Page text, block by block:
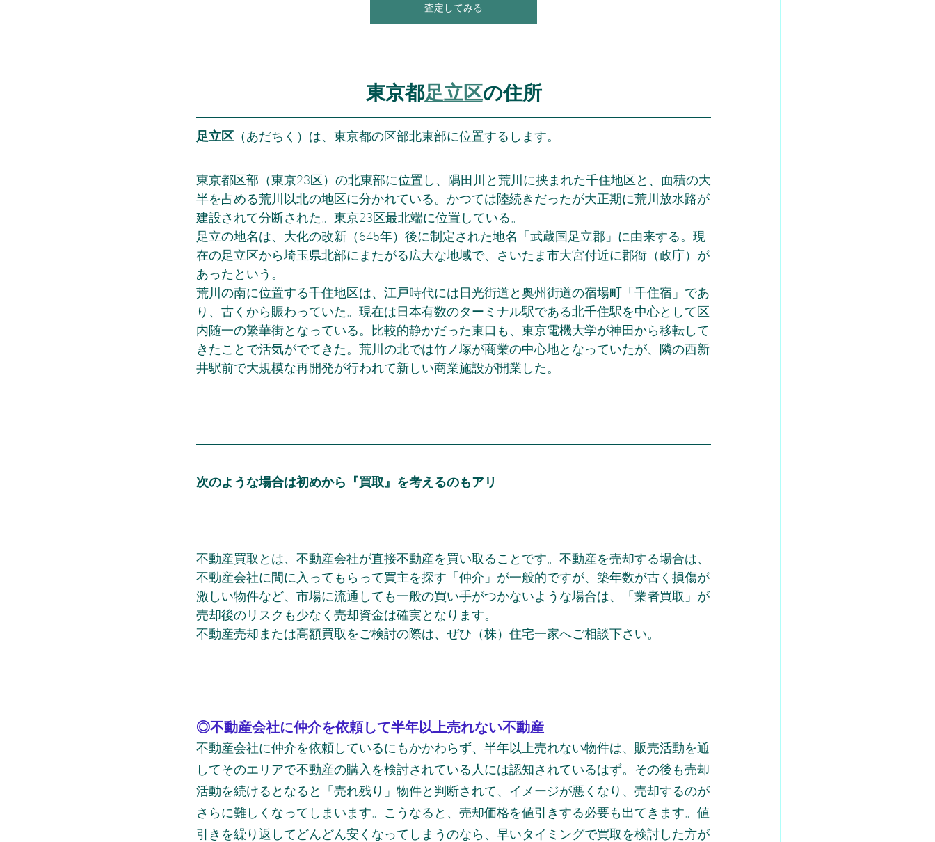
査定してみる
東京都足立区の住所
足立区 （あだちく）は、東京都の区部北東部に位置するします。
東京都区部（東京23区）の北東部に位置し、隅田川と荒川に挟まれた千住地区と、面積の大
半を占める荒川以北の地区に分かれている。かつては陸続きだったが大正期に荒川放水路が
建設されて分断された。東京23区最北端に位置している。
足立の地名は、大化の改新（645年）後に制定された地名「武蔵国足立郡」に由来する。現
在の足立区から埼玉県北部にまたがる広大な地域で、さいたま市大宮付近に郡衙（政庁）が
あったという。
荒川の南に位置する千住地区は、江戸時代には日光街道と奥州街道の宿場町「千住宿」であ
り、古くから賑わっていた。現在は日本有数のターミナル駅である北千住駅を中心として区
内随一の繁華街となっている。比較的静かだった東口も、東京電機大学が神田から移転して
きたことで活気がでてきた。荒川の北では竹ノ塚が商業の中心地となっていたが、隣の西新
井駅前で大規模な再開発が行われて新しい商業施設が開業した。
次のような場合は初めから『買取』を考えるのもアリ
不動産買取とは、不動産会社が直接不動産を買い取ることです。不動産を売却する場合は、
不動産会社に間に入ってもらって買主を探す「仲介」が一般的ですが、築年数が古く損傷が
激しい物件など、市場に流通しても一般の買い手がつかないような場合は、「業者買取」が
売却後のリスクも少なく売却資金は確実となります。
不動産売却または高額買取をご検討の際は、ぜひ（株）住宅一家へご相談下さい。
◎不動産会社に仲介を依頼して半年以上売れない不動産
不動産会社に仲介を依頼しているにもかかわらず、半年以上売れない物件は、販売活動を通
してそのエリアで不動産の購入を検討されている人には認知されているはず。その後も売却
活動を続けるとなると「売れ残り」物件と判断されて、イメージが悪くなり、売却するのが
さらに難しくなってしまいます。こうなると、売却価格を値引きする必要も出てきます。値
引きを繰り返してどんどん安くなってしまうのなら、早いタイミングで買取を検討した方が